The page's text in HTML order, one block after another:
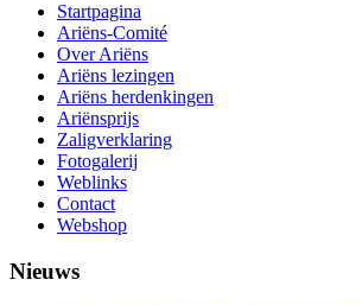
Startpagina
Ariëns-Comité
Over Ariëns
Ariëns lezingen
Ariëns herdenkingen
Ariënsprijs
Zaligverklaring
Fotogalerij
Weblinks
Contact
Webshop
Nieuws